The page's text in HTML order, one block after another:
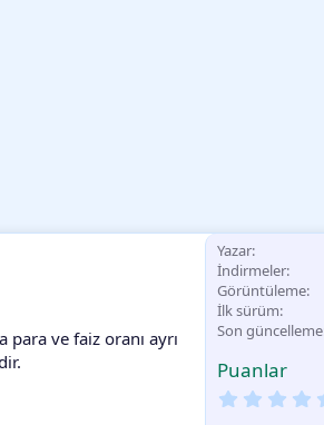
ve faiz oranı ayrı
Yazar
İndirmeler
Görüntüleme
İlk sürüm
Son güncelleme
Puanlar